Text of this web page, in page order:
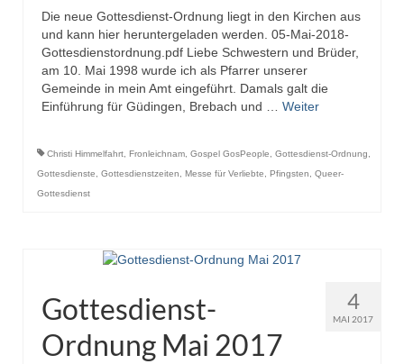
Die neue Gottesdienst-Ordnung liegt in den Kirchen aus
und kann hier heruntergeladen werden. 05-Mai-2018-
Gottesdienstordnung.pdf Liebe Schwestern und Brüder,
am 10. Mai 1998 wurde ich als Pfarrer unserer
Gemeinde in mein Amt eingeführt. Damals galt die
Einführung für Güdingen, Brebach und … Weiter
Christi Himmelfahrt Fronleichnam Gospel GosPeople Gottesdienst-Ordnung
Gottesdienste
Gottesdienstzeiten Messe für Verliebte Pfingsten
Queer-
Gottesdienst
4
MAI 2017
Gottesdienst-
Ordnung Mai 2017